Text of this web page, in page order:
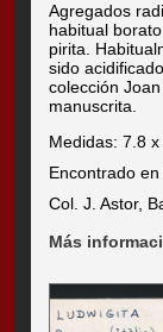
Agregados
habitual
pirita.
sido
colección
manuscrita.
Medidas: 7.8
Encontrado
Col. J. Astor,
Más